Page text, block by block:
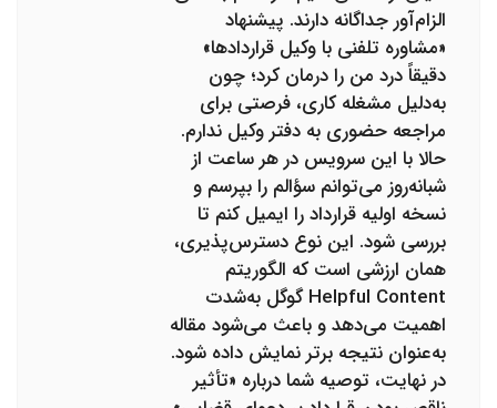
الزام‌آور جداگانه دارند. پیشنهاد
«مشاوره تلفنی با وکیل قراردادها»
دقیقاً درد من را درمان کرد؛ چون
به‌دلیل مشغله کاری، فرصتی برای
مراجعه حضوری به دفتر وکیل ندارم.
حالا با این سرویس در هر ساعت از
شبانه‌روز می‌توانم سؤالم را بپرسم و
نسخه اولیه قرارداد را ایمیل کنم تا
بررسی شود. این نوع دسترس‌پذیری،
همان ارزشی است که الگوریتم
Helpful Content گوگل به‌شدت
اهمیت می‌دهد و باعث می‌شود مقاله
به‌عنوان نتیجه برتر نمایش داده شود.
در نهایت، توصیه شما درباره «تأثیر